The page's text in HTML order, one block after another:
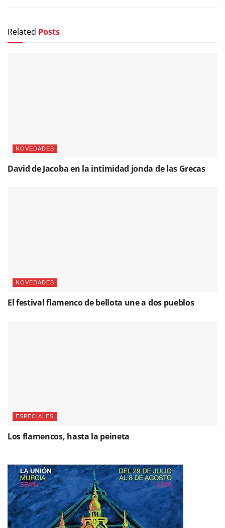
Related Posts
NOVEDADES
David de Jacoba en la intimidad jonda de las Grecas
NOVEDADES
El festival flamenco de bellota une a dos pueblos
ESPECIALES
Los flamencos, hasta la peineta